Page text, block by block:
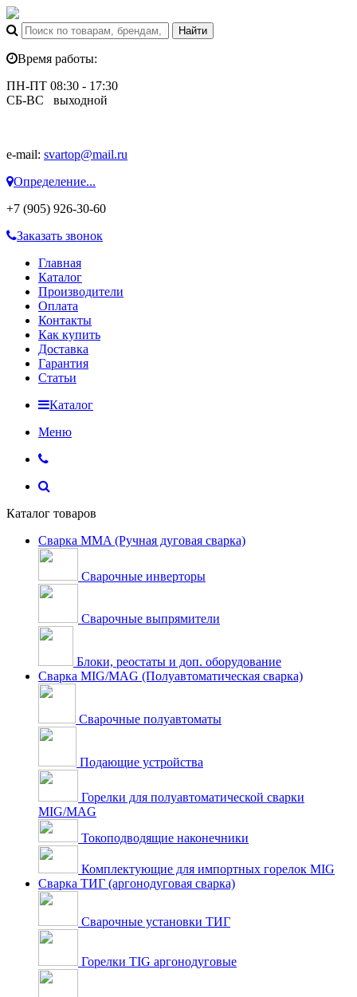
Время работы:
ПН-ПТ 08:30 - 17:30
СБ-ВС выходной
e-mail: svartop@mail.ru
Определение...
+7 (905) 926-30-60
Заказать звонок
Главная
Каталог
Производители
Оплата
Контакты
Как купить
Доставка
Гарантия
Статьи
Каталог
Меню
Каталог товаров
Сварка MMA (Ручная дуговая сварка)
Сварочные инверторы
Сварочные выпрямители
Блоки, реостаты и доп. оборудование
Сварка MIG/MAG (Полуавтоматическая сварка)
Сварочные полуавтоматы
Подающие устройства
Горелки для полуавтоматической сварки
MIG/MAG
Токоподводящие наконечники
Комплектующие для импортных горелок MIG
Сварка ТИГ (аргонодуговая сварка)
Сварочные установки ТИГ
Горелки TIG аргонодуговые